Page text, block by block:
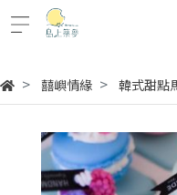
囍嶼情緣 韓式甜點